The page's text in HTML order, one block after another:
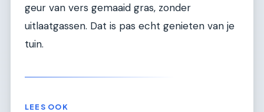
geur van vers gemaaid gras, zonder
uitlaatgassen. Dat is pas echt genieten van je
tuin.
LEES OOK